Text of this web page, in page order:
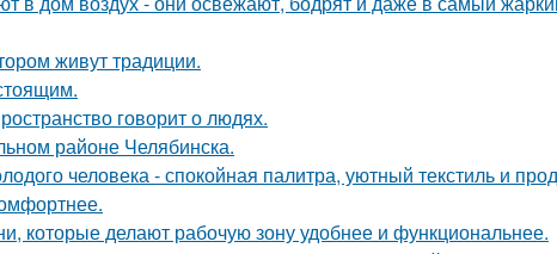
живут традиции.
говорит о людях.
районе Челябинска.
человека - спокойная палитра, уютный текстиль и
которые делают рабочую зону удобнее и функциональнее.